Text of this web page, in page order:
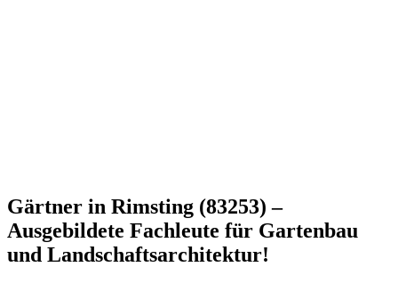
Gärtner in Rimsting (83253) –
Ausgebildete Fachleute für Gartenbau
und Landschaftsarchitektur!